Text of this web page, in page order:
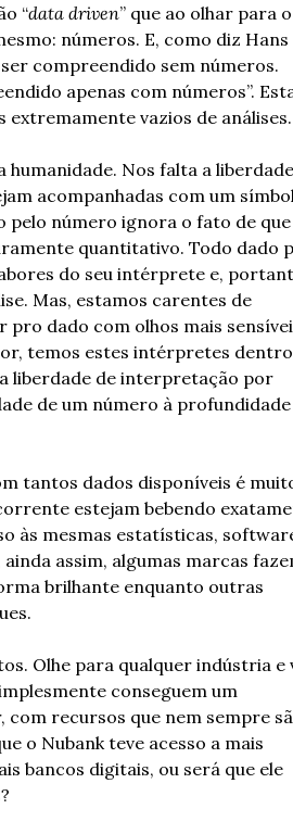
“data driven” que ao olhar para
números. E, como diz Hans
compreendido sem números.
apenas com números”.
vazios de análises.
Nos falta a
acompanhadas com um
pelo número ignora o fato de que
quantitativo. Todo dado
do seu intérprete e,
Mas, estamos carentes de
dado com olhos mais
temos estes intérpretes
liberdade de interpretação por
de um número à profundidade
tantos dados disponíveis é
estejam bebendo
às mesmas estatísticas,
assim, algumas marcas
brilhante enquanto outras
Olhe para qualquer indústria e
conseguem um
recursos que nem sempre
o Nubank teve acesso a mais
bancos digitais, ou será que ele